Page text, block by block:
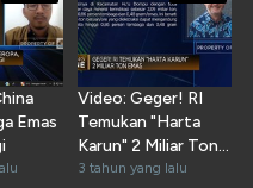
Emas
Video: Geger! RI
Temukan "Harta
Karun" 2 Miliar Ton
Emas
3 tahun yang lalu